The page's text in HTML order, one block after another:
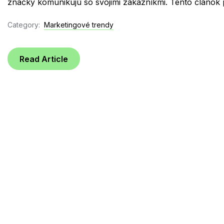
Category: Marketingové trendy
Read Article